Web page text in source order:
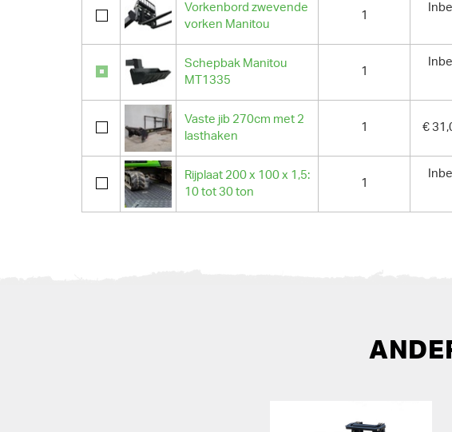
Vorkenbord zwevende
vorken Manitou
1
Schepbak Manitou
MT1335
1
Vaste jib 270cm met 2
lasthaken
1 €
Rijplaat 200 x 100 x 1,5:
10 tot 30 ton
1